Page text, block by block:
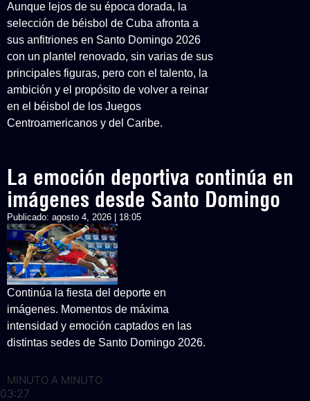
Aunque lejos de su época dorada, la
selección de béisbol de Cuba afronta a
sus anfitriones en Santo Domingo 2026
con un plantel renovado, sin varias de sus
principales figuras, pero con el talento, la
ambición y el propósito de volver a reinar
en el béisbol de los Juegos
Centroamericanos y del Caribe.
La emoción deportiva continúa en
imágenes desde Santo Domingo
Publicado: agosto 4, 2026 | 18:05
Continúa la fiesta del deporte en
imágenes. Momentos de máxima
intensidad y emoción captados en las
distintas sedes de Santo Domingo 2026.
MINUTO A MINUTO
03:27